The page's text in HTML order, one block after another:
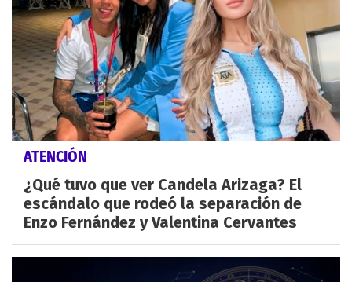
ATENCIÓN
¿Qué tuvo que ver Candela Arizaga? El
escándalo que rodeó la separación de
Enzo Fernández y Valentina Cervantes